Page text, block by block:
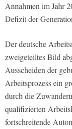
Annahmen im Jahr
Defizit der
Der deutsche
zweigeteiltes Bild
Ausscheiden der
Arbeitsprozess ein
durch die
qualifizierten
fortschreitende